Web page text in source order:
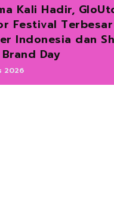
Kali Hadir,
Festival
Indonesia dan
Day
2026